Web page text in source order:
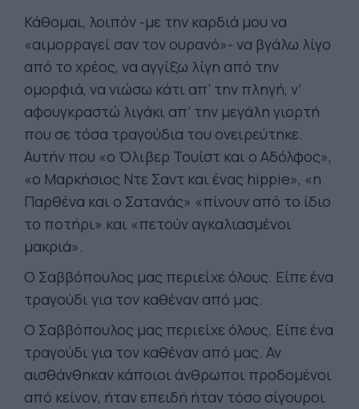
Κάθομαι, λοιπόν -με την καρδιά μου να
«αιμορραγεί σαν τον ουρανό»- να βγάλω λίγο
από το χρέος, να αγγίξω λίγη από την
ομορφιά, να νιώσω κάτι απ’ την πληγή, ν’
αφουγκραστώ λιγάκι απ’ την μεγάλη γιορτή
που σε τόσα τραγούδια του ονειρεύτηκε.
Αυτήν που «ο Όλιβερ Τουίστ και ο Αδόλφος»,
«ο Μαρκήσιος Ντε Σαντ και ένας hippie», «η
Παρθένα και ο Σατανάς» «πίνουν από το ίδιο
το ποτήρι» και «πετούν αγκαλιασμένοι
μακριά».
Ο Σαββόπουλος μας περιείχε όλους. Είπε ένα
τραγούδι για τον καθέναν από μας.
Ο Σαββόπουλος μας περιείχε όλους. Είπε ένα
τραγούδι για τον καθέναν από μας. Αν
αισθάνθηκαν κάποιοι άνθρωποι προδομένοι
από κείνον, ήταν επειδή ήταν τόσο σίγουροι